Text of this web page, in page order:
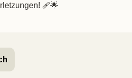
🩹🌟